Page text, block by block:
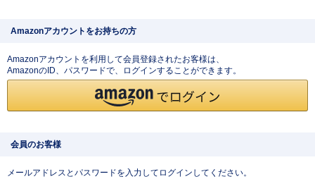
Amazonアカウントをお持ちの方
Amazonアカウントを利用して会員登録されたお客様は、
AmazonのID、パスワードで、ログインすることができます。
会員のお客様
メールアドレスとパスワードを入力してログインしてください。